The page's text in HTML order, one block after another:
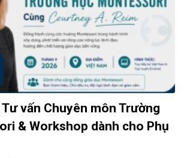
vấn Chuyên môn Trường
& Workshop dành cho Phụ